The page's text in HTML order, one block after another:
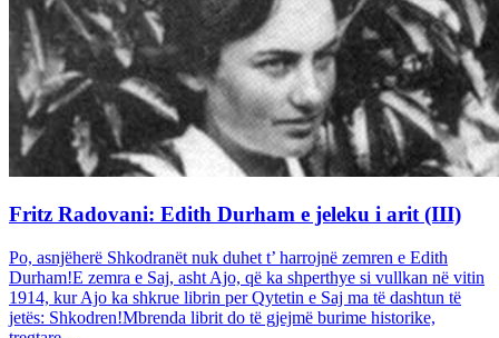
Fritz Radovani: Edith Durham e jeleku i arit (III)
Po, asnjëherë Shkodranët nuk duhet t’ harrojnë zemren e Edith
Durham!E zemra e Saj, asht Ajo, që ka shperthye si vullkan në vitin
1914, kur Ajo ka shkrue librin per Qytetin e Saj ma të dashtun të
jetës: Shkodren!Mbrenda librit do të gjejmë burime historike,